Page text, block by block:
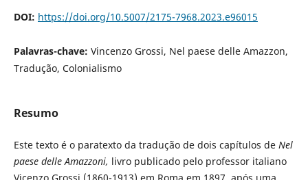
DOI: https://doi.org/10.5007/2175-7968.2023.e96015
Palavras-chave: Vincenzo Grossi, Nel paese delle Amazzon,
Tradução, Colonialismo
Resumo
Este texto é o paratexto da tradução de dois capítulos de Nel
paese delle Amazzoni, livro publicado pelo professor italiano